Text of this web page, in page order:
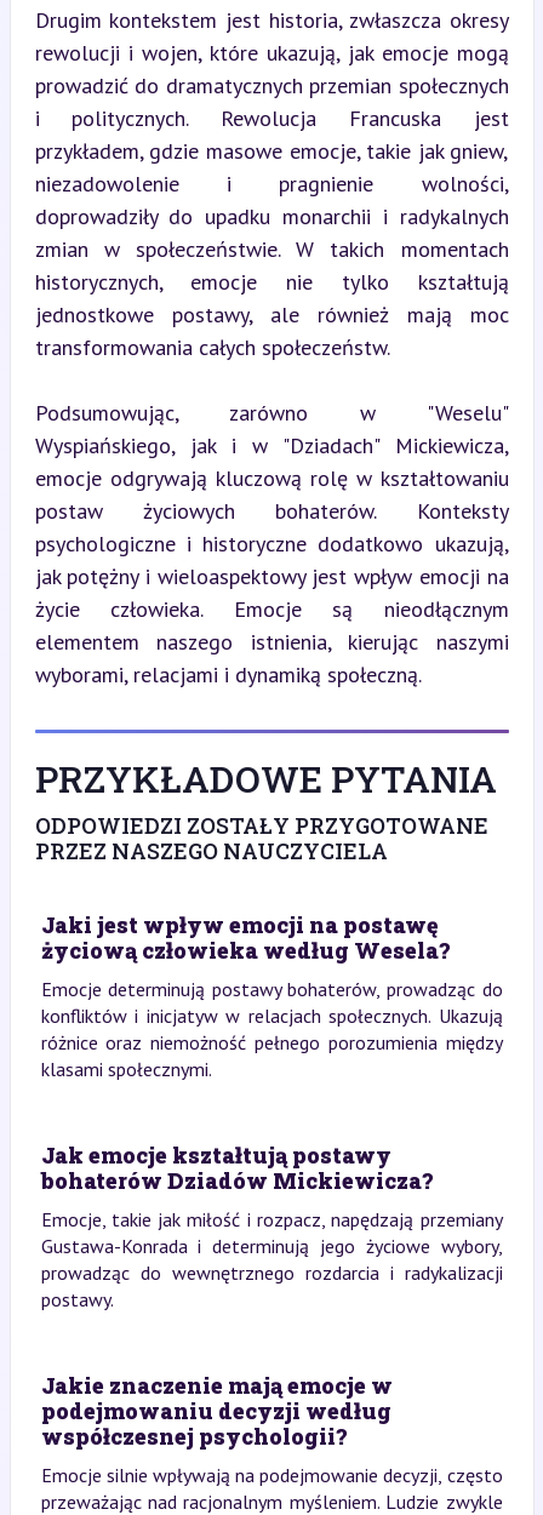
Drugim kontekstem jest historia, zwłaszcza okresy
rewolucji i wojen, które ukazują, jak emocje mogą
prowadzić do dramatycznych przemian społecznych
i politycznych. Rewolucja Francuska jest
przykładem, gdzie masowe emocje, takie jak gniew,
niezadowolenie i pragnienie wolności,
doprowadziły do upadku monarchii i radykalnych
zmian w społeczeństwie. W takich momentach
historycznych, emocje nie tylko kształtują
jednostkowe postawy, ale również mają moc
transformowania całych społeczeństw.
Podsumowując, zarówno w "Weselu"
Wyspiańskiego, jak i w "Dziadach" Mickiewicza,
emocje odgrywają kluczową rolę w kształtowaniu
postaw życiowych bohaterów. Konteksty
psychologiczne i historyczne dodatkowo ukazują,
jak potężny i wieloaspektowy jest wpływ emocji na
życie człowieka. Emocje są nieodłącznym
elementem naszego istnienia, kierując naszymi
wyborami, relacjami i dynamiką społeczną.
PRZYKŁADOWE PYTANIA
ODPOWIEDZI ZOSTAŁY PRZYGOTOWANE
PRZEZ NASZEGO NAUCZYCIELA
Jaki jest wpływ emocji na postawę
życiową człowieka według Wesela?
Emocje determinują postawy bohaterów, prowadząc do
konfliktów i inicjatyw w relacjach społecznych. Ukazują
różnice oraz niemożność pełnego porozumienia między
klasami społecznymi.
Jak emocje kształtują postawy
bohaterów Dziadów Mickiewicza?
Emocje, takie jak miłość i rozpacz, napędzają przemiany
Gustawa-Konrada i determinują jego życiowe wybory,
prowadząc do wewnętrznego rozdarcia i radykalizacji
postawy.
Jakie znaczenie mają emocje w
podejmowaniu decyzji według
współczesnej psychologii?
Emocje silnie wpływają na podejmowanie decyzji, często
przeważając nad racjonalnym myśleniem. Ludzie zwykle